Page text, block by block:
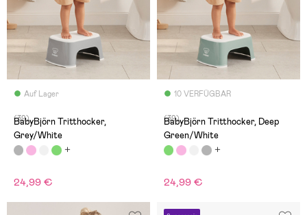
Auf Lager
(39)
BabyBjörn Tritthocker,
Grey/White
24,99 €
10 VERFÜGBAR
(39)
BabyBjörn Tritthocker, Deep
Green/White
24,99 €